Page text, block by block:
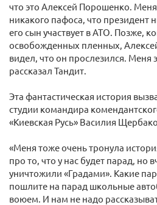
что это Алексей Порошенко.
никакого пафоса, что президент
его сын участвует в АТО. Позже,
освобожденных пленных,
видел, что он прослезился. Меня
рассказал Тандит.
Эта фантастическая история
студии командира
«Киевская Русь» Василия
«Меня тоже очень тронула
про то, что у нас будет парад, но
уничтожили «Градами». Какие
пошлите на парад школьные
воюем. И нам не надо